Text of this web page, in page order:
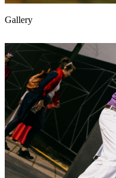
Gallery